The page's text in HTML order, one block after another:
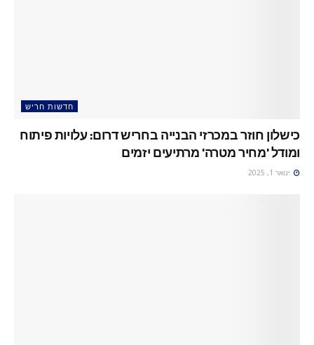
חדשות חריש
כישלון חוזר במכרזי הבנייה בחריש דרום: עלויות פיתוח
ומודל 'מחיר מטרה' מרתיעים יזמים
ינואר 1, 2025